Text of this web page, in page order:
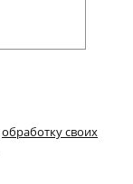
обработку своих